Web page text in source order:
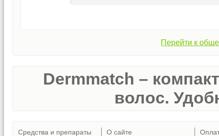
Перейти к
Dermmatch –
волос.
Средства и препараты
О сайте